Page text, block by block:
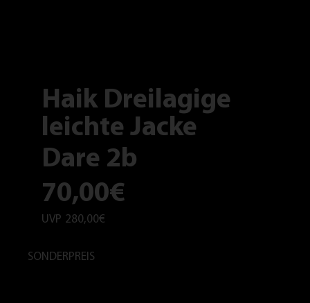
Haik Dreilagige
leichte Jacke
Dare 2b
70,00€
UVP 280,00€
SONDERPREIS